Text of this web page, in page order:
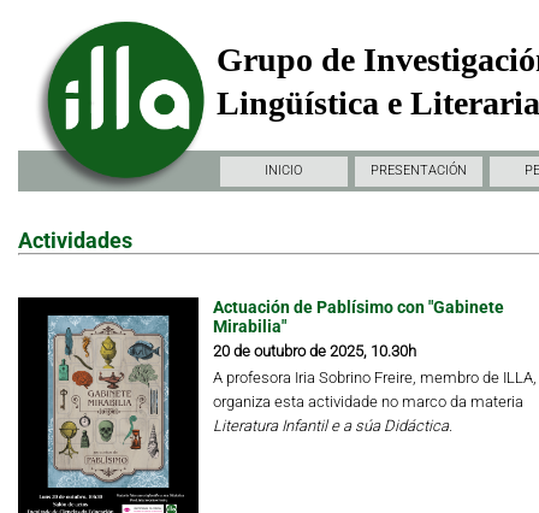
Grupo de
Lingüística e
INICIO PRESENTACIÓN
Actividades
Actuación de Pablísimo con "Gabinete
Mirabilia"
20 de outubro de 2025, 10.30h
A profesora Iria Sobrino Freire, membro de ILLA,
organiza esta actividade no marco da materia
Literatura Infantil e a súa Didáctica.